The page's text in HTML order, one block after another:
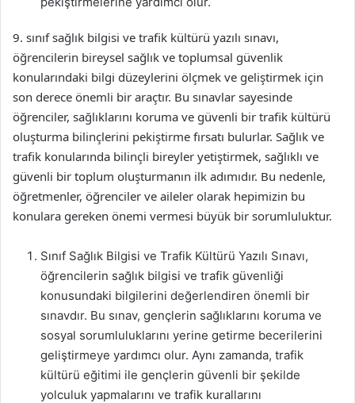
9. sınıf sağlık bilgisi ve trafik kültürü yazılı sınavı,
öğrencilerin bireysel sağlık ve toplumsal güvenlik
konularındaki bilgi düzeylerini ölçmek ve geliştirmek için
son derece önemli bir araçtır. Bu sınavlar sayesinde
öğrenciler, sağlıklarını koruma ve güvenli bir trafik kültürü
oluşturma bilinçlerini pekiştirme fırsatı bulurlar. Sağlık ve
trafik konularında bilinçli bireyler yetiştirmek, sağlıklı ve
güvenli bir toplum oluşturmanın ilk adımıdır. Bu nedenle,
öğretmenler, öğrenciler ve aileler olarak hepimizin bu
konulara gereken önemi vermesi büyük bir sorumluluktur.
Sınıf Sağlık Bilgisi ve Trafik Kültürü Yazılı Sınavı,
öğrencilerin sağlık bilgisi ve trafik güvenliği
konusundaki bilgilerini değerlendiren önemli bir
sınavdır. Bu sınav, gençlerin sağlıklarını koruma ve
sosyal sorumluluklarını yerine getirme becerilerini
geliştirmeye yardımcı olur. Aynı zamanda, trafik
kültürü eğitimi ile gençlerin güvenli bir şekilde
yolculuk yapmalarını ve trafik kurallarını